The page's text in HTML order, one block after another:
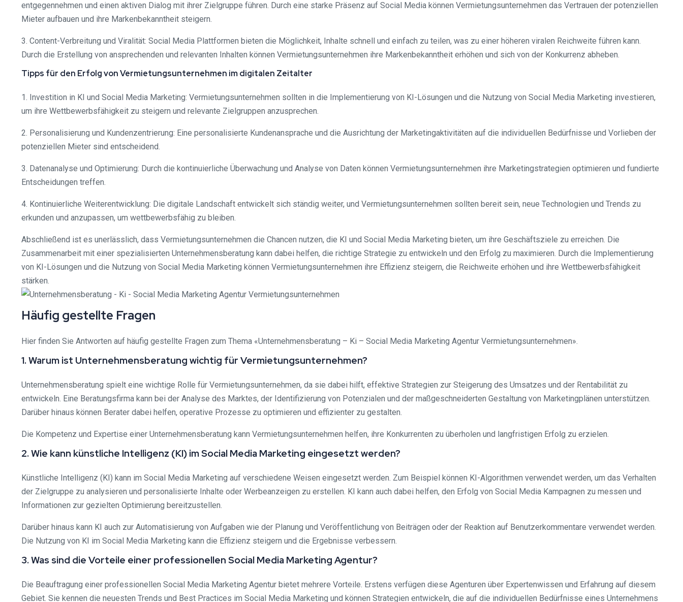
entgegennehmen und einen aktiven Dialog mit ihrer Zielgruppe führen. Durch eine starke Präsenz auf Social Media können Vermietungsunternehmen das Vertrauen der potenziellen
Mieter aufbauen und ihre Markenbekanntheit steigern.
3. Content-Verbreitung und Viralität: Social Media Plattformen bieten die Möglichkeit, Inhalte schnell und einfach zu teilen, was zu einer höheren viralen Reichweite führen kann.
Durch die Erstellung von ansprechenden und relevanten Inhalten können Vermietungsunternehmen ihre Markenbekanntheit erhöhen und sich von der Konkurrenz abheben.
Tipps für den Erfolg von Vermietungsunternehmen im digitalen Zeitalter
1. Investition in KI und Social Media Marketing: Vermietungsunternehmen sollten in die Implementierung von KI-Lösungen und die Nutzung von Social Media Marketing investieren,
um ihre Wettbewerbsfähigkeit zu steigern und relevante Zielgruppen anzusprechen.
2. Personalisierung und Kundenzentrierung: Eine personalisierte Kundenansprache und die Ausrichtung der Marketingaktivitäten auf die individuellen Bedürfnisse und Vorlieben der
potenziellen Mieter sind entscheidend.
3. Datenanalyse und Optimierung: Durch die kontinuierliche Überwachung und Analyse von Daten können Vermietungsunternehmen ihre Marketingstrategien optimieren und fundierte
Entscheidungen treffen.
4. Kontinuierliche Weiterentwicklung: Die digitale Landschaft entwickelt sich ständig weiter, und Vermietungsunternehmen sollten bereit sein, neue Technologien und Trends zu
erkunden und anzupassen, um wettbewerbsfähig zu bleiben.
Abschließend ist es unerlässlich, dass Vermietungsunternehmen die Chancen nutzen, die KI und Social Media Marketing bieten, um ihre Geschäftsziele zu erreichen. Die
Zusammenarbeit mit einer spezialisierten Unternehmensberatung kann dabei helfen, die richtige Strategie zu entwickeln und den Erfolg zu maximieren. Durch die Implementierung
von KI-Lösungen und die Nutzung von Social Media Marketing können Vermietungsunternehmen ihre Effizienz steigern, die Reichweite erhöhen und ihre Wettbewerbsfähigkeit
stärken.
Häufig gestellte Fragen
Hier finden Sie Antworten auf häufig gestellte Fragen zum Thema «Unternehmensberatung – Ki – Social Media Marketing Agentur Vermietungsunternehmen».
1. Warum ist Unternehmensberatung wichtig für Vermietungsunternehmen?
Unternehmensberatung spielt eine wichtige Rolle für Vermietungsunternehmen, da sie dabei hilft, effektive Strategien zur Steigerung des Umsatzes und der Rentabilität zu
entwickeln. Eine Beratungsfirma kann bei der Analyse des Marktes, der Identifizierung von Potenzialen und der maßgeschneiderten Gestaltung von Marketingplänen unterstützen.
Darüber hinaus können Berater dabei helfen, operative Prozesse zu optimieren und effizienter zu gestalten.
Die Kompetenz und Expertise einer Unternehmensberatung kann Vermietungsunternehmen helfen, ihre Konkurrenten zu überholen und langfristigen Erfolg zu erzielen.
2. Wie kann künstliche Intelligenz (KI) im Social Media Marketing eingesetzt werden?
Künstliche Intelligenz (KI) kann im Social Media Marketing auf verschiedene Weisen eingesetzt werden. Zum Beispiel können KI-Algorithmen verwendet werden, um das Verhalten
der Zielgruppe zu analysieren und personalisierte Inhalte oder Werbeanzeigen zu erstellen. KI kann auch dabei helfen, den Erfolg von Social Media Kampagnen zu messen und
Informationen zur gezielten Optimierung bereitzustellen.
Darüber hinaus kann KI auch zur Automatisierung von Aufgaben wie der Planung und Veröffentlichung von Beiträgen oder der Reaktion auf Benutzerkommentare verwendet werden.
Die Nutzung von KI im Social Media Marketing kann die Effizienz steigern und die Ergebnisse verbessern.
3. Was sind die Vorteile einer professionellen Social Media Marketing Agentur?
Die Beauftragung einer professionellen Social Media Marketing Agentur bietet mehrere Vorteile. Erstens verfügen diese Agenturen über Expertenwissen und Erfahrung auf diesem
Gebiet. Sie kennen die neuesten Trends und Best Practices im Social Media Marketing und können Strategien entwickeln, die auf die individuellen Bedürfnisse eines Unternehmens